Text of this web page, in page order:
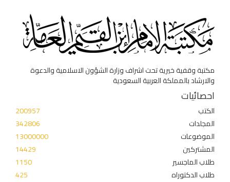
مكتبة وقفية خيرية تحت اشراف وزارة الشؤون الاسلامية والدعوة
والارشاد بالمملكة العربية السعودية
احصائيات
الكتب
200957
المجلدات
342806
الموضوعات
13000000
المشتركين
14429
طلاب الماجسير
1150
طلاب الدكتوراه
425